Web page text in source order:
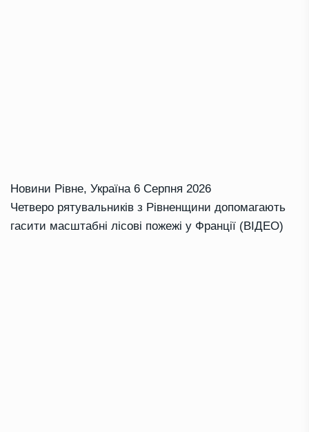
Новини Рівне, Україна 6 Серпня 2026
Четверо рятувальників з Рівненщини допомагають
гасити масштабні лісові пожежі у Франції (ВІДЕО)